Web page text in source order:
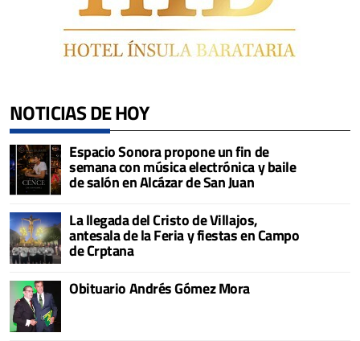
NOTICIAS DE HOY
Espacio Sonora propone un fin de
semana con música electrónica y baile
de salón en Alcázar de San Juan
La llegada del Cristo de Villajos,
antesala de la Feria y fiestas en Campo
de Crptana
Obituario Andrés Gómez Mora